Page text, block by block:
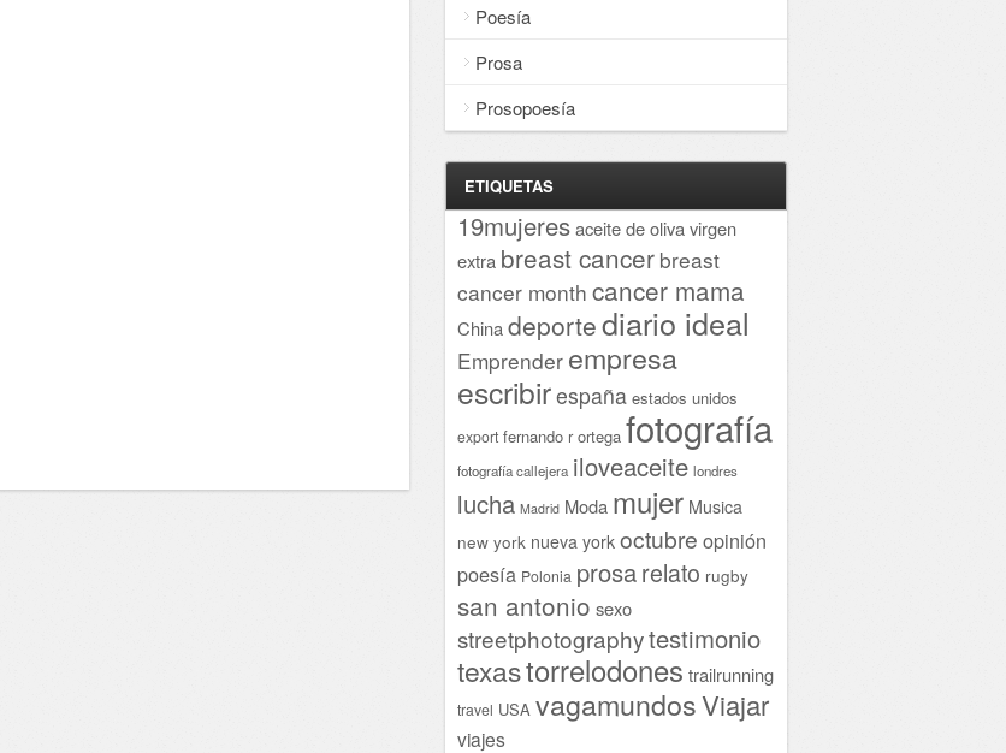
Poesía
Prosa
Prosopoesía
ETIQUETAS
19mujeresaceite de oliva virgen
extra breast cancer breast
cancer month cancer mama
Chinadeportediario ideal
Emprender empresa
escribirespaña estados unidos
export fernando r ortega fotografía
fotografía callejera iloveaceite londres
lucha Madrid Moda mujer Musica
new york nueva york octubre opinión
poesía Polonia prosarelato rugby
san antonio sexo
streetphotographytestimonio
texastorrelodones trailrunning
travel USA vagamundosViajar
viajes